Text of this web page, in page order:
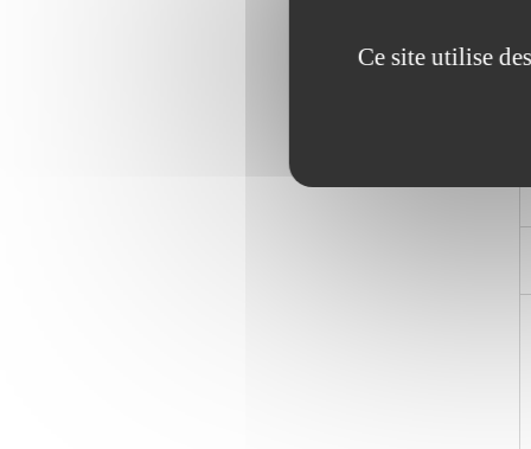
Ce site utilise